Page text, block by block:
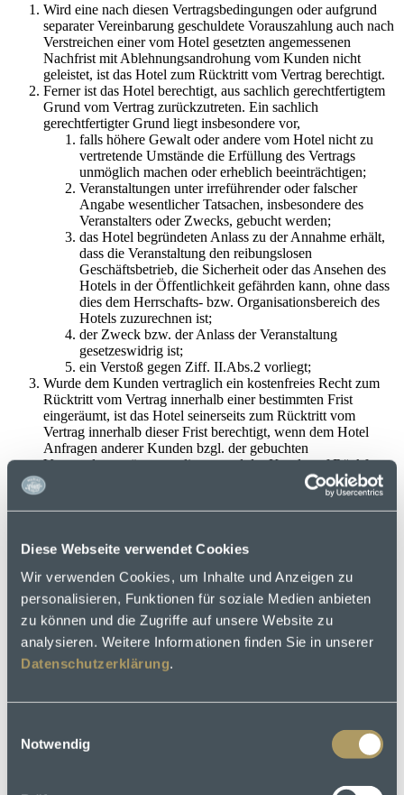
Diese Webseite verwendet Cookies
Wir verwenden Cookies, um Inhalte und Anzeigen zu
personalisieren, Funktionen für soziale Medien anbieten
zu können und die Zugriffe auf unsere Website zu
analysieren. Weitere Informationen finden Sie in unserer
Datenschutzerklärung.
Notwendig
Wird eine nach diesen Vertragsbedingungen oder aufgrund
separater Vereinbarung geschuldete Vorauszahlung auch nach
Verstreichen einer vom Hotel gesetzten angemessenen
Nachfrist mit Ablehnungsandrohung vom Kunden nicht
geleistet, ist das Hotel zum Rücktritt vom Vertrag berechtigt.
Ferner ist das Hotel berechtigt, aus sachlich gerechtfertigtem
Grund vom Vertrag zurückzutreten. Ein sachlich
gerechtfertigter Grund liegt insbesondere vor,
falls höhere Gewalt oder andere vom Hotel nicht zu
vertretende Umstände die Erfüllung des Vertrags
unmöglich machen oder erheblich beeinträchtigen;
Veranstaltungen unter irreführender oder falscher
Angabe wesentlicher Tatsachen, insbesondere des
Veranstalters oder Zwecks, gebucht werden;
das Hotel begründeten Anlass zu der Annahme erhält,
dass die Veranstaltung den reibungslosen
Geschäftsbetrieb, die Sicherheit oder das Ansehen des
Hotels in der Öffentlichkeit gefährden kann, ohne dass
dies dem Herrschafts- bzw. Organisationsbereich des
Hotels zuzurechnen ist;
der Zweck bzw. der Anlass der Veranstaltung
gesetzeswidrig ist;
ein Verstoß gegen Ziff. II.Abs.2 vorliegt;
Wurde dem Kunden vertraglich ein kostenfreies Recht zum
Rücktritt vom Vertrag innerhalb einer bestimmten Frist
eingeräumt, ist das Hotel seinerseits zum Rücktritt vom
Vertrag innerhalb dieser Frist berechtigt, wenn dem Hotel
Anfragen anderer Kunden bzgl. der gebuchten
Veranstaltungsräume vorliegen und der Kunde auf Rückfrage
des Hotels mit angemessener Fristsetzung auf sein Recht zum
Rücktritt nicht verzichtet. Dies gilt gleichermaßen, sofern dem
Kunden eine Option mit einer konkreten Frist zur Ausübung
mit angemessener Fristsetzung nicht zur definitiven Buchung
Das Hotel hat den Veranstalter von der Ausübung des
Rücktrittsrechts unverzüglich in Kenntnis zu setzen und die
Gegenleistungen des Vertragspartners unverzüglich zu
erstatten.
Der berechtigte Rücktritt des Hotels begründet keine
Schadensersatzansprüche des Kunden.
dem Hotel geschlossenen Vertrag ist nur möglich, wenn ein
Recht zum kostenfreien Rücktritt im Vertrag ausdrücklich
kostenfreien Lösung vom Vertrag besteht. Die Vereinbarung